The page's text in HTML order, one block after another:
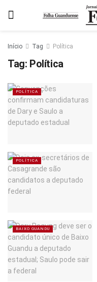
Início Tag Política
Tag: Política
POLÍTICA
POLÍTICA
BAIXO GUANDU